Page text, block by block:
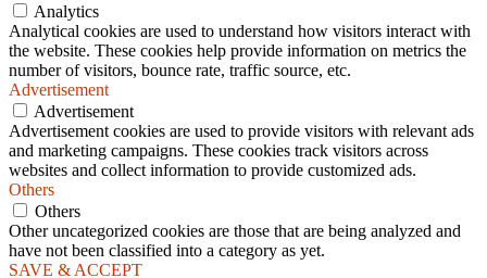
Analytics
Analytical cookies are used to understand how visitors interact with
the website. These cookies help provide information on metrics the
number of visitors, bounce rate, traffic source, etc.
Advertisement
Advertisement
Advertisement cookies are used to provide visitors with relevant ads
and marketing campaigns. These cookies track visitors across
websites and collect information to provide customized ads.
Others
Others
Other uncategorized cookies are those that are being analyzed and
have not been classified into a category as yet.
SAVE & ACCEPT